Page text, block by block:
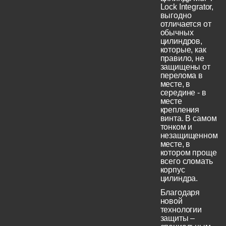
Lock Integrator,
выгодно
отличается от
обычных
цилиндров,
которые, как
правило, не
защищены от
перелома в
месте, в
середине - в
месте
крепления
винта. В самом
тонком и
незащищенном
месте, в
котором проще
всего сломать
корпус
цилиндра.
Благодаря
новой
технологии
защиты –